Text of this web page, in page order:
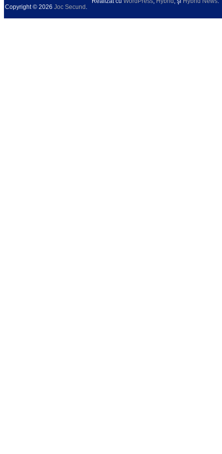
Copyright © 2026 Joc Secund .